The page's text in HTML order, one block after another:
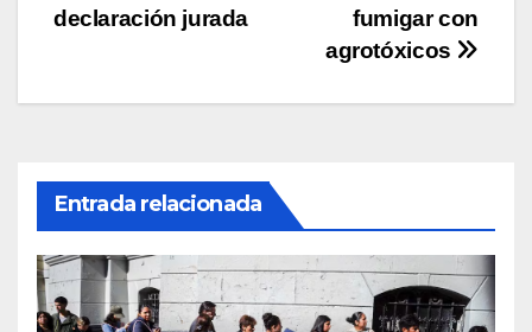
fumigar con
agrotóxicos
declaración jurada
Entrada relacionada